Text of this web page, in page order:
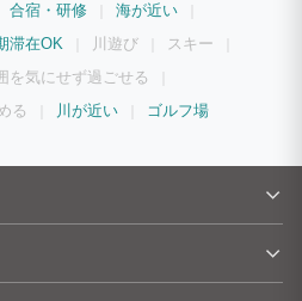
合宿・研修
海が近い
滞在OK 川遊び
スキー
を気にせず過ごせる
る 川が近い ゴルフ場